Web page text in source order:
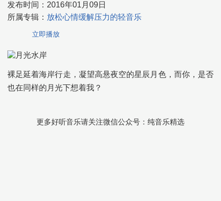
发布时间： 2016年01月09日
所属专辑： 放松心情缓解压力的轻音乐
立即播放
裸足延着海岸行走，凝望高悬夜空的星辰月色，而你，是否
也在同样的月光下想着我？
更多好听音乐请关注微信公众号：纯音乐精选